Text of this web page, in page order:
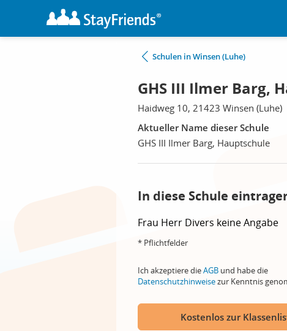
Schulen in Winsen (Luhe)
GHS III Ilmer Barg,
Haidweg 10, 21423 Winsen (Luhe)
Aktueller Name dieser Schule
GHS III Ilmer Barg, Hauptschule
In diese Schule
Frau Herr Divers keine Angabe
* Pflichtfelder
Ich akzeptiere dieAGB und habe die
Datenschutzhinweisezur Kenntnis
Kostenlos zur